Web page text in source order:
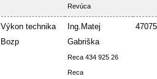
Revúca
Výkon technika
Bozp
Ing.Matej
Gabriška
Reca 434 925 26
Reca